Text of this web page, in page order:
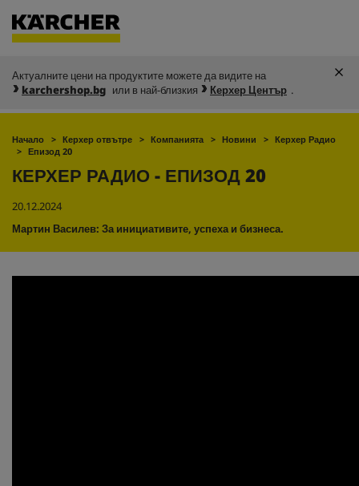
Актуалните цени на продуктите можете да видите на
karchershop.bg или в най-близкия Керхер Център .
Начало Керхер отвътре Компанията Новини
Керхер Радио
Епизод 20
КЕРХЕР РАДИО - ЕПИЗОД 20
20.12.2024
Мартин Василев: За инициативите, успеха и бизнеса.